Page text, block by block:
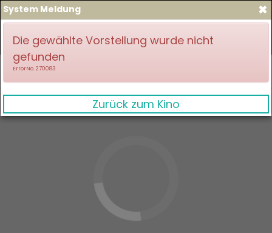
×
System Meldung
Die gewählte Vorstellung wurde nicht
gefunden
ErrorNo. 270083
Zurück zum Kino